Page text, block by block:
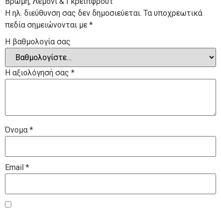
Η ηλ. διεύθυνση σας δεν δημοσιεύεται. Τα υποχρεωτικά
πεδία σημειώνονται με *
Η βαθμολογία σας
Η αξιολόγησή σας *
Όνομα *
Email *